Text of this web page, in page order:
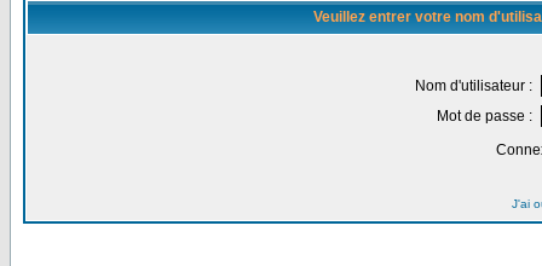
Veuillez entrer votre nom
Nom d'utilisateur :
Mot de passe :
J'ai